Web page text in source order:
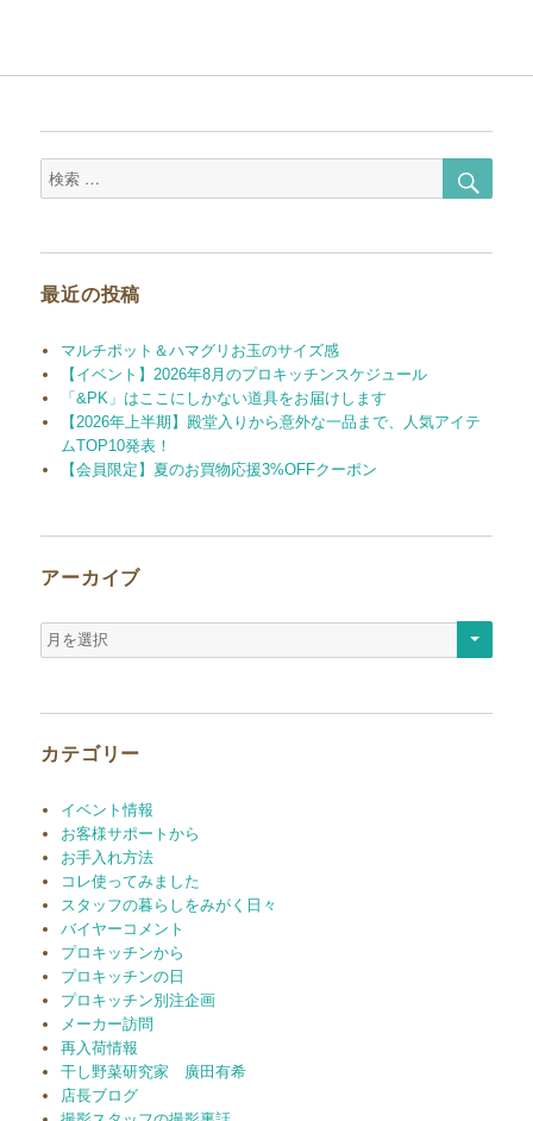
検
索
索
最近の投稿
マルチポット＆ハマグリお玉のサイズ感
【イベント】2026年8月のプロキッチンスケジュール
「&PK」はここにしかない道具をお届けします
【2026年上半期】殿堂入りから意外な一品まで、人気アイテ
ムTOP10発表！
【会員限定】夏のお買物応援3%OFFクーポン
アーカイブ
ア
ー
カテゴリー
イベント情報
お客様サポートから
お手入れ方法
コレ使ってみました
スタッフの暮らしをみがく日々
バイヤーコメント
プロキッチンから
プロキッチンの日
プロキッチン別注企画
メーカー訪問
再入荷情報
干し野菜研究家 廣田有希
店長ブログ